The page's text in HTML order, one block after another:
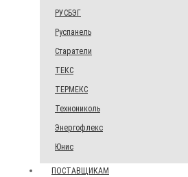
РУСБЭГ
Руспанель
Старатели
ТЕКС
ТЕРМЕКС
Технониколь
Энергофлекс
Юнис
ПОСТАВЩИКАМ